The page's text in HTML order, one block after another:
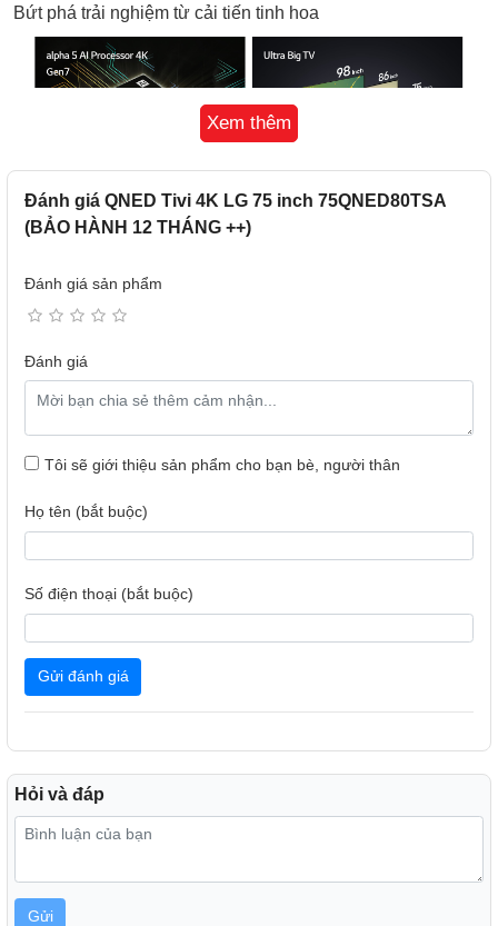
Bứt phá trải nghiệm từ cải tiến tinh hoa
Bộ xử lý alpha 5 AI 4K Gen7
âm thanh và độ sáng để bạn đắm chìm trong từng khung
hình động
*Hình ảnh màn hình mang tính chất minh họa.
thanh tuyệt hảo, bao trọn không gian
tọa độ thưởng thức của bạn để tạo ra âm thanh vòm ảo,
Xem thêm
Đánh giá QNED Tivi 4K LG 75 inch 75QNED80TSA
(BẢO HÀNH 12 THÁNG ++)
Đánh giá sản phẩm
Đánh giá
Tôi sẽ giới thiệu sản phẩm cho bạn bè, người thân
Họ tên (bắt buộc)
Số điện thoại (bắt buộc)
Gửi đánh giá
Hỏi và đáp
Gửi